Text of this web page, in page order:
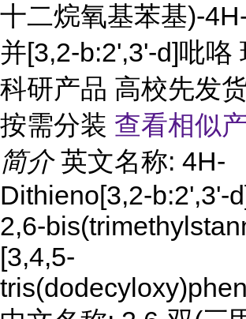
十二烷氧基苯基)-
并[3,2-b:2',3'-d]吡咯
科研产品 高校先发
按需分装 查看相似
简介 英文名称: 4H-
Dithieno[3,2-b:2',3'-
2,6-
[3,4,5-